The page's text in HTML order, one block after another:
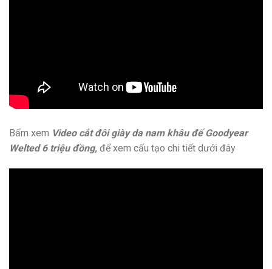
Bấm xem Video cắt đôi giày da nam khâu đế Goodyear
Welted 6 triệu đồng, để xem cấu tạo chi tiết dưới đây